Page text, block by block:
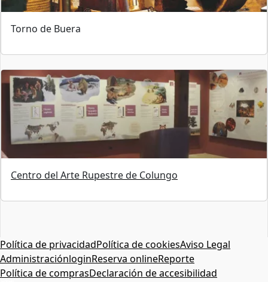
Torno de Buera
Centro del Arte Rupestre de Colungo
Política de privacidadPolítica de cookiesAviso Legal
AdministraciónloginReserva onlineReporte
Política de comprasDeclaración de accesibilidad